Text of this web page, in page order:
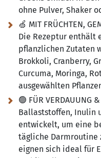
ohne Pulver, Shaker
🍏 MIT FRÜCHTEN,
Die Rezeptur enthält
pflanzlichen Zutaten
Brokkoli, Cranberry,
Curcuma, Moringa,
ausgewählten
🟢 FÜR VERDAUUNG
Ballaststoffen, Inulin
entwickelt, um eine
tägliche Darmroutine
eignen sich ideal für